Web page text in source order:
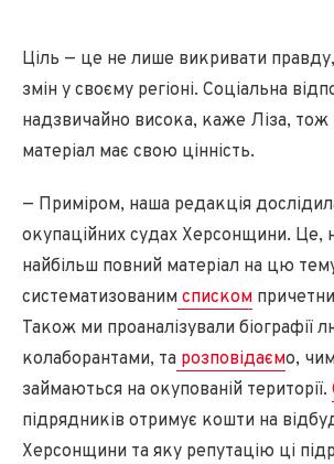
Ціль — це не лише викривати
змін у своєму регіоні. Соціальна
надзвичайно висока, каже Ліза,
матеріал має свою цінність.
— Приміром, наша редакція
окупаційних судах Херсонщини. Це,
найбільш повний матеріал на цю
систематизованим списком
Також ми проаналізували біографії
колаборантами, та розповідаємо,
займаються на окупованій території.
підрядників отримує кошти на
Херсонщини та яку репутацію ці